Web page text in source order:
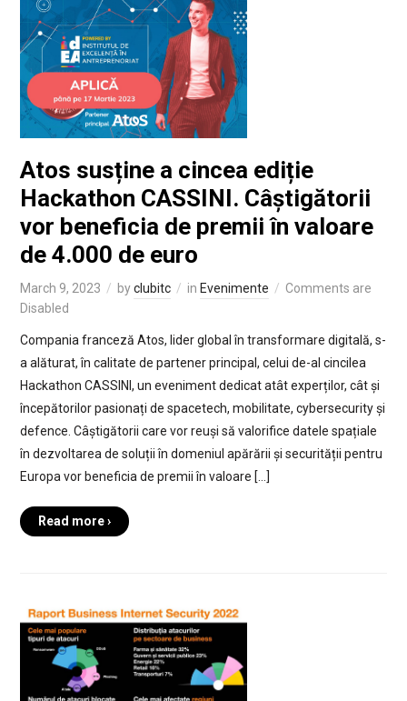
Atos susține a cincea ediție
Hackathon CASSINI. Câștigătorii
vor beneficia de premii în valoare
de 4.000 de euro
March 9, 2023 byclubitc in Evenimente
Comments are
Disabled
Compania franceză Atos, lider global în transformare digitală, s-
a alăturat, în calitate de partener principal, celui de-al cincilea
Hackathon CASSINI, un eveniment dedicat atât experților, cât și
începătorilor pasionați de spacetech, mobilitate, cybersecurity și
defence. Câștigătorii care vor reuși să valorifice datele spațiale
în dezvoltarea de soluții în domeniul apărării și securității pentru
Europa vor beneficia de premii în valoare […]
Read more ›